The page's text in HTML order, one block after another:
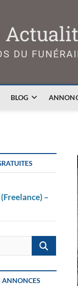
DU
BLOG
–
Rechercher
ANNONCES